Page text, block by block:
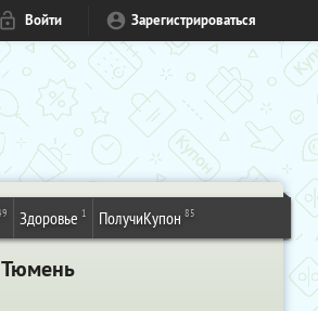
Войти Зарегистрироваться
Здоровье 1 ПолучиКупон 85
Тюмень